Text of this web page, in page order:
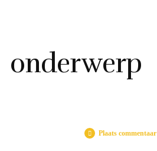
onderwerp
Plaats commentaar